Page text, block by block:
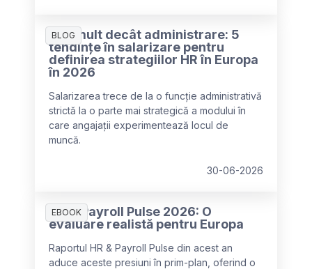
BLOG
Mai mult decât administrare: 5
tendințe în salarizare pentru
definirea strategiilor HR în Europa
în 2026
Salarizarea trece de la o funcție administrativă
strictă la o parte mai strategică a modului în
care angajații experimentează locul de
muncă.
30-06-2026
EBOOK
HR & Payroll Pulse 2026: O
evaluare realistă pentru Europa
Raportul HR & Payroll Pulse din acest an
aduce aceste presiuni în prim-plan, oferind o